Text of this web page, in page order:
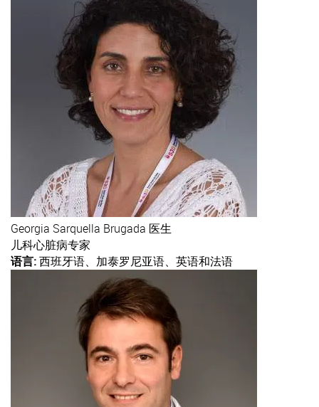
Georgia Sarquella Brugada 医生
儿科心脏病专家
语言:西班牙语、加泰罗尼亚语、英语和法语